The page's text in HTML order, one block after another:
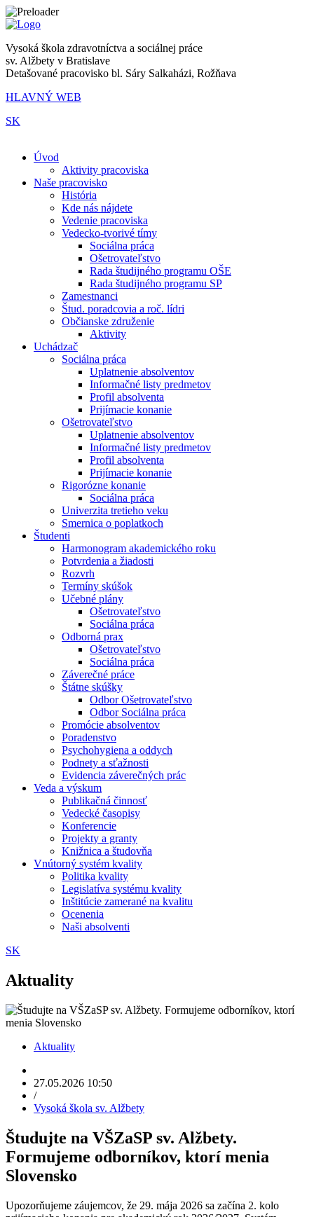
Vysoká škola zdravotníctva a sociálnej práce
sv. Alžbety v Bratislave
Detašované pracovisko bl. Sáry Salkaházi, Rožňava
HLAVNÝ WEB
SK
Úvod
Aktivity pracoviska
Naše pracovisko
História
Kde nás nájdete
Vedenie pracoviska
Vedecko-tvorivé tímy
Sociálna práca
Ošetrovateľstvo
Rada študijného programu OŠE
Rada študijného programu SP
Zamestnanci
Štud. poradcovia a roč. lídri
Občianske združenie
Aktivity
Uchádzač
Sociálna práca
Uplatnenie absolventov
Informačné listy predmetov
Profil absolventa
Prijímacie konanie
Ošetrovateľstvo
Uplatnenie absolventov
Informačné listy predmetov
Profil absolventa
Prijímacie konanie
Rigorózne konanie
Sociálna práca
Univerzita tretieho veku
Smernica o poplatkoch
Študenti
Harmonogram akademického roku
Potvrdenia a žiadosti
Rozvrh
Termíny skúšok
Učebné plány
Ošetrovateľstvo
Sociálna práca
Odborná prax
Ošetrovateľstvo
Sociálna práca
Záverečné práce
Štátne skúšky
Odbor Ošetrovateľstvo
Odbor Sociálna práca
Promócie absolventov
Poradenstvo
Psychohygiena a oddych
Podnety a sťažnosti
Evidencia záverečných prác
Veda a výskum
Publikačná činnosť
Vedecké časopisy
Konferencie
Projekty a granty
Knižnica a študovňa
Vnútorný systém kvality
Politika kvality
Legislatíva systému kvality
Inštitúcie zamerané na kvalitu
Ocenenia
Naši absolventi
SK
Aktuality
Aktuality
27.05.2026 10:50
/
Vysoká škola sv. Alžbety
Študujte na VŠZaSP sv. Alžbety.
Formujeme odborníkov, ktorí menia
Slovensko
Upozorňujeme záujemcov, že 29. mája 2026 sa začína 2. kolo